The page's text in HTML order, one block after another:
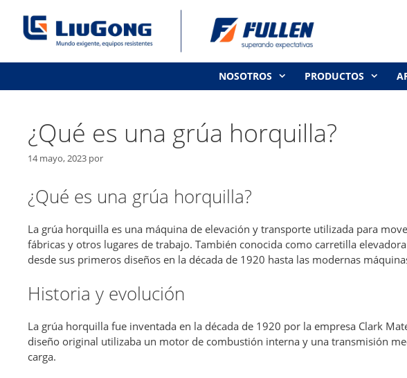
contenido
NOSOTROS PRODUCTOS
¿Qué es una grúa horquilla?
14 mayo, 2023 por
¿Qué es una grúa horquilla?
La grúa horquilla es una máquina de elevación y transporte utilizada para
fábricas y otros lugares de trabajo. También conocida como carretilla
desde sus primeros diseños en la década de 1920 hasta las modernas
Historia y evolución
La grúa horquilla fue inventada en la década de 1920 por la empresa Clark
diseño original utilizaba un motor de combustión interna y una transmisión
carga.